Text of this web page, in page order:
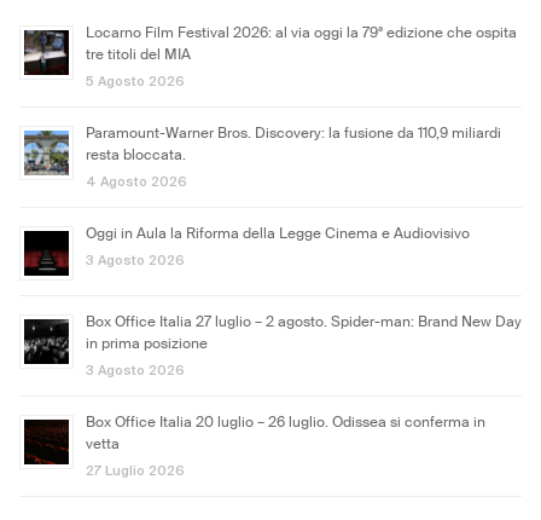
Locarno Film Festival 2026: al via oggi la 79ª edizione che ospita
tre titoli del MIA
5 Agosto 2026
Paramount-Warner Bros. Discovery: la fusione da 110,9 miliardi
resta bloccata.
4 Agosto 2026
Oggi in Aula la Riforma della Legge Cinema e Audiovisivo
3 Agosto 2026
Box Office Italia 27 luglio – 2 agosto. Spider-man: Brand New Day
in prima posizione
3 Agosto 2026
Box Office Italia 20 luglio – 26 luglio. Odissea si conferma in
vetta
27 Luglio 2026